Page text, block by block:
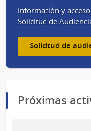
Información y
Solicitud de
Solicitud de
Próximas